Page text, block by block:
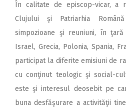
În calitate de episcop-vicar, a
Clujului şi Patriarhia
simpozioane şi reuniuni, în
Israel, Grecia, Polonia, Spania,
participat la diferite emisiuni de
cu conţinut teologic şi social-
este şi interesul deosebit pe
buna desfăşurare a activităţii